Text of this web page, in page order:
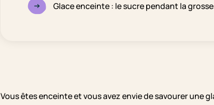
Glace enceinte : le sucre pendant la
Vous êtes enceinte et vous avez envie de savourer une